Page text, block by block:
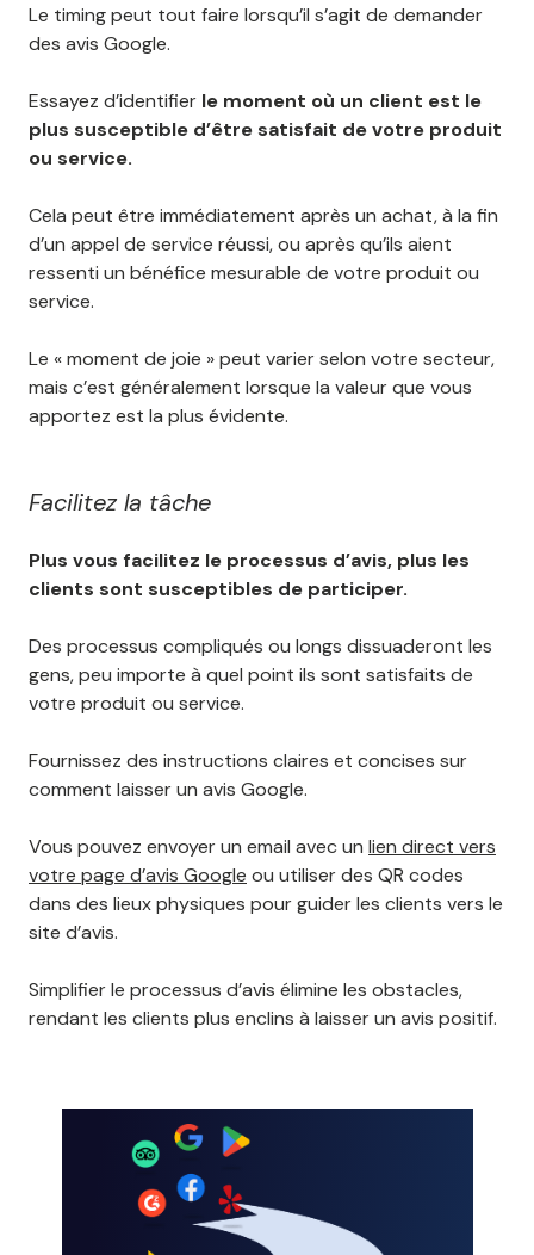
Le timing peut tout faire lorsqu’il s’agit de demander
des avis Google.
Essayez d’identifier le moment où un client est le
plus susceptible d’être satisfait de votre produit
ou service.
Cela peut être immédiatement après un achat, à la fin
d’un appel de service réussi, ou après qu’ils aient
ressenti un bénéfice mesurable de votre produit ou
service.
Le « moment de joie » peut varier selon votre secteur,
mais c’est généralement lorsque la valeur que vous
apportez est la plus évidente.
Facilitez la tâche
Plus vous facilitez le processus d’avis, plus les
clients sont susceptibles de participer.
Des processus compliqués ou longs dissuaderont les
gens, peu importe à quel point ils sont satisfaits de
votre produit ou service.
Fournissez des instructions claires et concises sur
comment laisser un avis Google.
Vous pouvez envoyer un email avec un lien direct vers
votre page d’avis Google ou utiliser des QR codes
dans des lieux physiques pour guider les clients vers le
site d’avis.
Simplifier le processus d’avis élimine les obstacles,
rendant les clients plus enclins à laisser un avis positif.